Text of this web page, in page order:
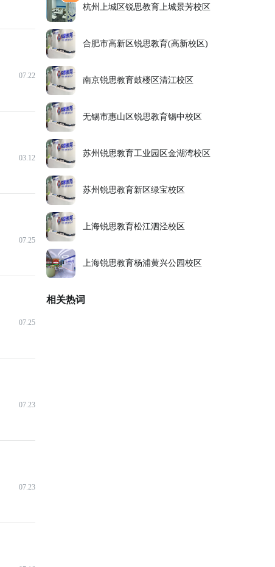
07.22
03.12
07.25
07.25
07.23
07.23
杭州上城区锐思教育上城景芳校区
合肥市高新区锐思教育(高新校区)
南京锐思教育鼓楼区清江校区
无锡市惠山区锐思教育锡中校区
苏州锐思教育工业园区金湖湾校区
苏州锐思教育新区绿宝校区
上海锐思教育松江泗泾校区
上海锐思教育杨浦黄兴公园校区
相关热词